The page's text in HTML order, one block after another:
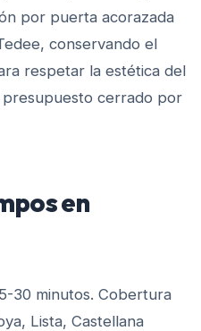
por puerta acorazada
conservando el
respetar la estética del
presupuesto cerrado por
en
30 minutos. Cobertura
Lista, Castellana